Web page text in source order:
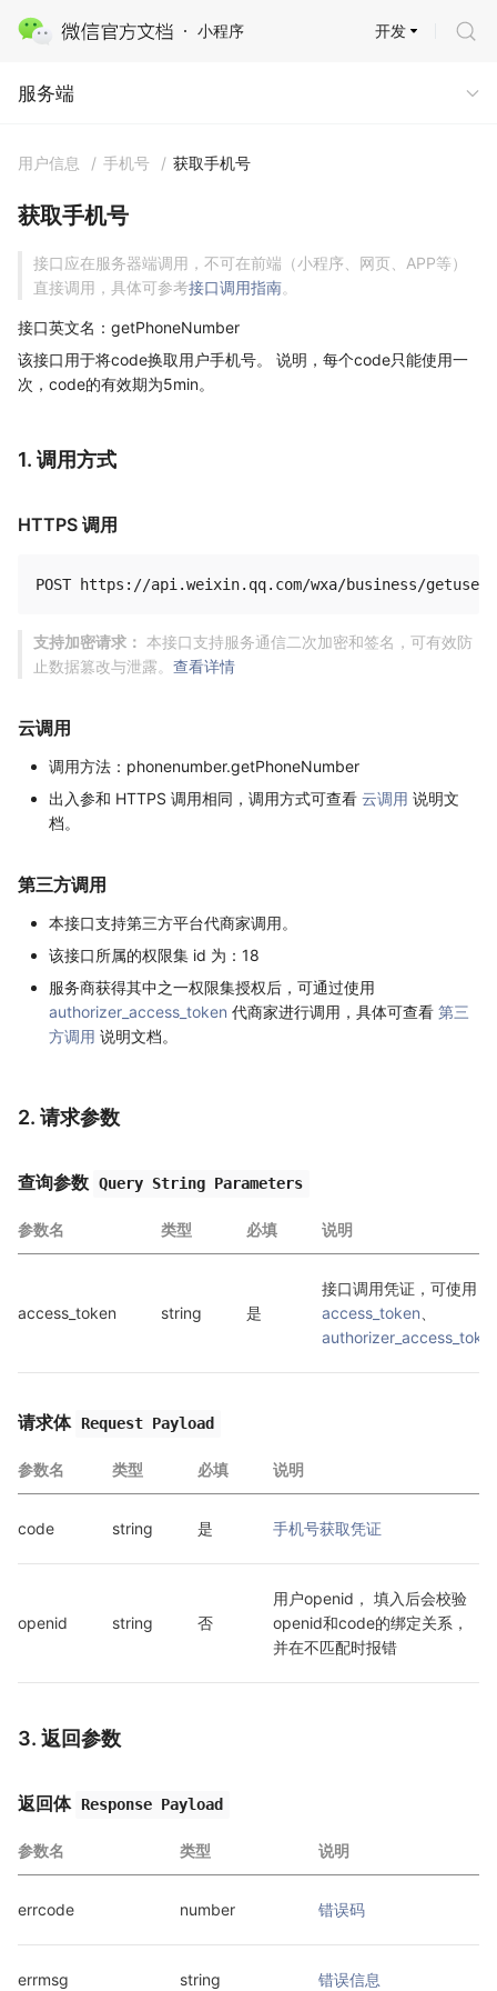
小程序
服务端
开发
服务端
用户信息 / 手机号 / 获取手机号
获取手机号
接口应在服务器端调用，不可在前端（小程序、网页、APP等）
直接调用，具体可参考接口调用指南。
接口英文名：getPhoneNumber
该接口用于将code换取用户手机号。 说明，每个code只能使用一
次，code的有效期为5min。
1. 调用方式
HTTPS 调用
支持加密请求： 本接口支持服务通信二次加密和签名，可有效防
止数据篡改与泄露。 查看详情
云调用
调用方法：phonenumber.getPhoneNumber
出入参和 HTTPS 调用相同，调用方式可查看 云调用 说明文
档。
第三方调用
本接口支持第三方平台代商家调用。
该接口所属的权限集 id 为：18
服务商获得其中之一权限集授权后，可通过使用
authorizer_access_token 代商家进行调用，具体可查看 第三
方调用 说明文档。
2. 请求参数
查询参数 Query String Parameters
参数名 类型 必填 说明
access_token string 是
access_token
请求体 Request Payload
参数名 类型 必填 说明
code string 是 手机号获取凭证
openid string 否
用户openid， 填入后会校验
openid和code的绑定关系，
并在不匹配时报错
3. 返回参数
返回体 Response Payload
参数名 类型 说明
errcode number 错误码
errmsg string 错误信息